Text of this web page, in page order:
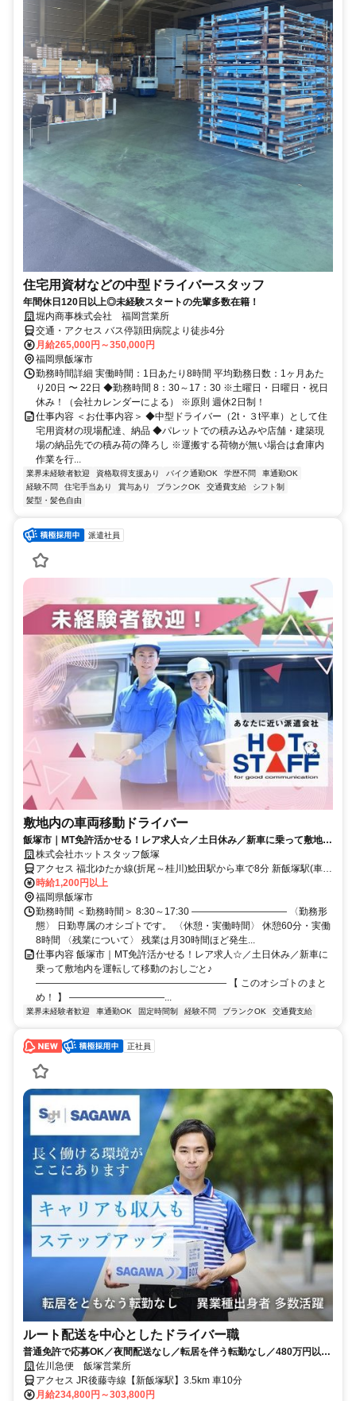
住宅用資材などの中型ドライバースタッフ
年間休日120日以上◎未経験スタートの先輩多数在籍！
堀内商事株式会社 福岡営業所
交通・アクセス バス停頴田病院より徒歩4分
月給265,000円～350,000円
福岡県飯塚市
勤務時間詳細 実働時間：1日あたり8時間 平均勤務日数：1ヶ月あた
り20日 〜 22日 ◆勤務時間 8：30～17：30 ※土曜日・日曜日・祝日
休み！（会社カレンダーによる） ※原則 週休2日制！
仕事内容 ＜お仕事内容＞ ◆中型ドライバー（2t・３t平車）として住
宅用資材の現場配達、納品 ◆パレットでの積み込みや店舗・建築現
場の納品先での積み荷の降ろし ※運搬する荷物が無い場合は倉庫内
作業を行...
業界未経験者歓迎 資格取得支援あり バイク通勤OK 学歴不問
車通勤OK
経験不問
住宅手当あり 賞与あり ブランクOK 交通費支給
シフト制
髪型・髪色自由
派遣社員
敷地内の車両移動ドライバー
飯塚市｜MT免許活かせる！レア求人☆／土日休み／新車に乗って敷地内
を運転して移動のおしごと♪
株式会社ホットスタッフ飯塚
アクセス 福北ゆたか線(折尾～桂川)鯰田駅から車で8分 新飯塚駅(車で
14分) ●マイカー通勤OK! ●自転車・バイク通勤OK! ●無料駐車場・駐
輪場あり♪
時給1,200円以上
福岡県飯塚市
勤務時間 ＜勤務時間＞ 8:30～17:30 ―――――――――― 〈勤務形
態〉 日勤専属のオシゴトです。 〈休憩・実働時間〉 休憩60分・実働
8時間 〈残業について〉 残業は月30時間ほど発生...
仕事内容 飯塚市｜MT免許活かせる！レア求人☆／土日休み／新車に
乗って敷地内を運転して移動のおしごと♪
―――――――――――――――――――― 【 このオシゴトのまと
め！ 】 ――――――――――...
業界未経験者歓迎 車通勤OK 固定時間制 経験不問 ブランクOK 交通費支給
正社員
ルート配送を中心としたドライバー職
普通免許で応募OK／夜間配送なし／転居を伴う転勤なし／480万円以上
も可能！
佐川急便 飯塚営業所
アクセス JR後藤寺線【新飯塚駅】3.5km 車10分
月給234,800円～303,800円